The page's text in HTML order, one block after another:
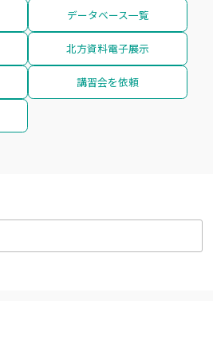
データベース一覧
北方資料電子展示
講習会を依頼